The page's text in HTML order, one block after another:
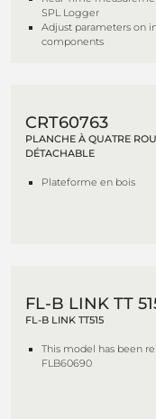
SPL Logger
Adjust parameters on
components
CRT60763
PLANCHE À QUATRE
DÉTACHABLE
Plateforme en bois
FL-B LINK TT
FL-B LINK TT515
This model has been
FLB60690